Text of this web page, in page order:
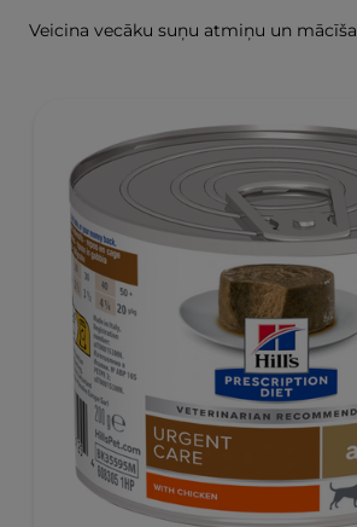
Veicina vecāku suņu atmiņu un